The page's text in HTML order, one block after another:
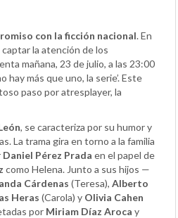
con la ficción nacional. En
la atención de los
mañana, 23 de julio, a las 23:00
hay más que uno, la serie’. Este
paso por atresplayer, la
, se caracteriza por su humor y
La trama gira en torno a la familia
Daniel Pérez Prada en el papel de
como Helena. Junto a sus hijos —
Cárdenas (Teresa), Alberto
Heras (Carola) y Olivia Cahen
por Miriam Díaz Aroca y